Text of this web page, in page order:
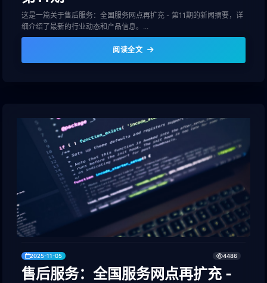
这是一篇关于售后服务：全国服务网点再扩充 - 第11期的新闻摘要，详
细介绍了最新的行业动态和产品信息。...
阅读全文
2025-11-05 4486
售后服务：全国服务网点再扩充 -